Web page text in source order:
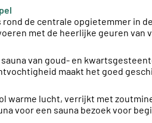
rond de centrale opgietemmer in
met de heerlijke geuren van
van goud- en
maakt het goed
warme lucht, verrijkt met
voor een sauna bezoek voor